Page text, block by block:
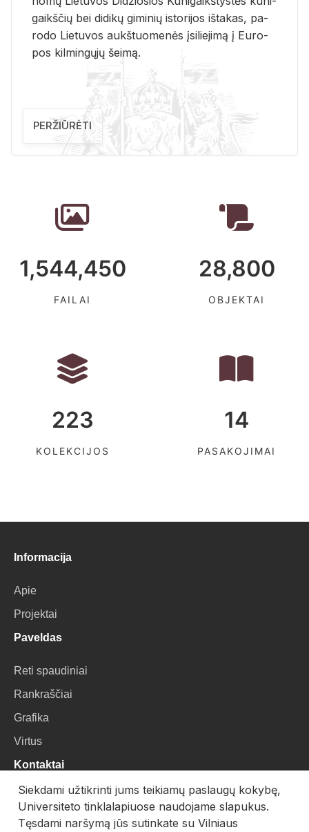
gaikš­čių bei di­di­kų gi­mi­nių is­to­ri­jos iš­ta­kas, pa­
ro­do Lie­tu­vos aukš­tuo­me­nės įsi­lie­ji­mą į Eu­ro­
pos kil­min­gų­jų šei­mą.
PERŽIŪRĖTI
1,544,450
FAILAI
28,800
OBJEKTAI
223
KOLEKCIJOS
14
PASAKOJIMAI
Informacija
Apie
Projektai
Paveldas
Reti spaudiniai
Rankraščiai
Grafika
Virtus
Kontaktai
VU Biblioteka
Universiteto g. 3, LT-01122, Vilnius
Siekdami užtikrinti jums teikiamų paslaugų kokybę,
Universiteto tinklalapiuose naudojame slapukus.
Tęsdami naršymą jūs sutinkate su Vilniaus